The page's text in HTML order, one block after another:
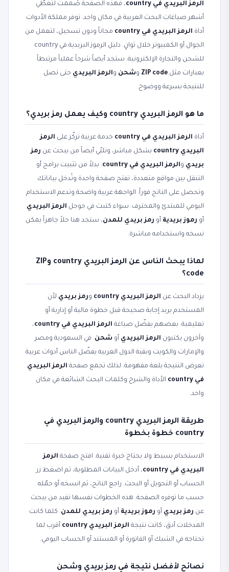
الرمز البريدي في country
، فهذه الصفحة صُممت لتغطّي
أشهر صياغات البحث العربية في مكان واحد. توفر مملكة الأدوات
أداة الرمز البريدي في country
مجاناً ودون تسجيل، لتعمل من
الجوال أو الكمبيوتر خلال ثوانٍ. دليل الرموز البريدية في country
للشحن والتجارة الإلكترونية. ستجد أيضاً شرحاً عملياً مرتبطاً
بعبارات مثل ZIP code وشحن والرمز البريدي حتى تصل
للنتيجة بسرعة ووضوح.
ما هو الرمز البريدي country وكيف يعمل رمز بريدي؟
أداة الرمز البريدي في country خدمة عربية تركّز على الرمز
البريدي country
بشكل مباشر، وتلبّي أيضاً من يبحث عن رمز
بريدي والرمز البريدي في country
. بدلاً من تثبيت برامج أو
التنقل بين مواقع متعددة، تفتح صفحة واحدة وتُدخل بياناتك
وتحصل على الناتج فوراً. الواجهة عربية واضحة وتدعم الاستخدام
اليومي للمبتدئ والمحترف. سواء كتبت في جوجل الرمز البريدي
أو رموز بريدية أو رمز بريدي للمدن، ستجد هنا حلاً جاهزاً يمكن
نسخه واستخدامه مباشرة.
لماذا يبحث الناس عن الرمز البريدي country وZIP
code؟
يزداد البحث عن الرمز البريدي country ورمز بريدي لأن
المستخدم يريد إجابة صحيحة قبل خطوة مالية أو إدارية أو
تعليمية. بعضهم يفضّل صياغة الرمز البريدي في country
،
وآخرون يكتبون الرمز البريدي أو شحن. في السعودية ومصر
والإمارات والكويت وبقية الدول العربية يفضّل الناس أدوات عربية
تعرض النتيجة بلغة مفهومة. لذلك تجمع صفحة الرمز البريدي
في country
الأداة والشرح وكلمات البحث الشائعة في مكان
واحد.
طريقة الرمز البريدي country والرمز البريدي في
country خطوة بخطوة
الاستخدام بسيط ولا يحتاج خبرة تقنية. افتح صفحة الرمز
البريدي في country
، أدخل البيانات المطلوبة، ثم اضغط زر
الحساب أو التحويل أو البحث. راجع الناتج، ثم انسخه أو حمّله
حسب ما توفره الصفحة. هذه الخطوات نفسها تفيد من يبحث
عن رمز بريدي أو رموز بريدية أو رمز بريدي للمدن. كلما كانت
المدخلات أدق، كانت نتيجة الرمز البريدي country
أقرب لما
تحتاجه في الشيك أو الفاتورة أو المستند أو الحساب اليومي.
نصائح لأفضل نتيجة في رمز بريدي وشحن